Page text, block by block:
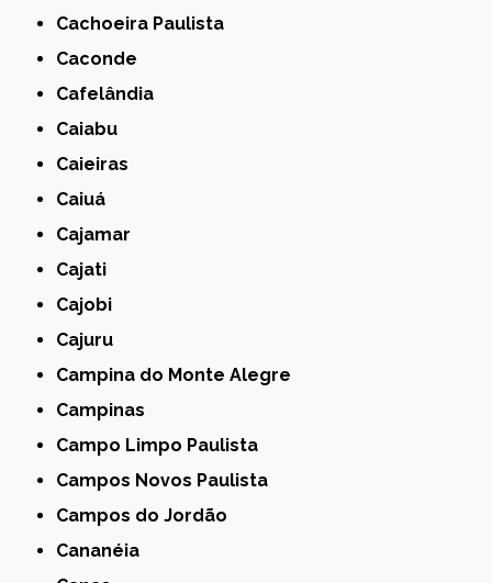
Cachoeira Paulista
Caconde
Cafelândia
Caiabu
Caieiras
Caiuá
Cajamar
Cajati
Cajobi
Cajuru
Campina do Monte Alegre
Campinas
Campo Limpo Paulista
Campos Novos Paulista
Campos do Jordão
Cananéia